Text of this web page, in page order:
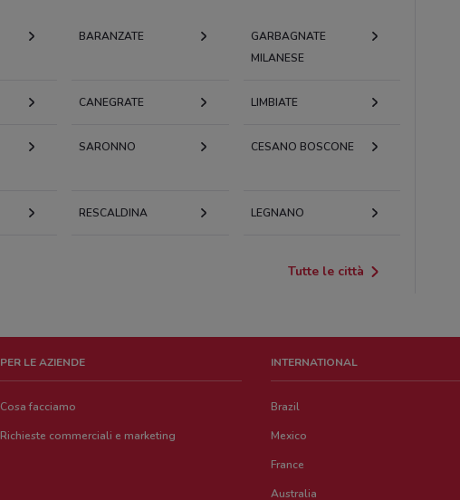
BARANZATE
GARBAGNATE
MILANESE
CANEGRATE LIMBIATE
SARONNO CESANO BOSCONE
RESCALDINA LEGNANO
Tutte le città
PER LE AZIENDE
Cosa facciamo
Richieste commerciali e marketing
INTERNATIONAL
Brazil
Mexico
France
Australia